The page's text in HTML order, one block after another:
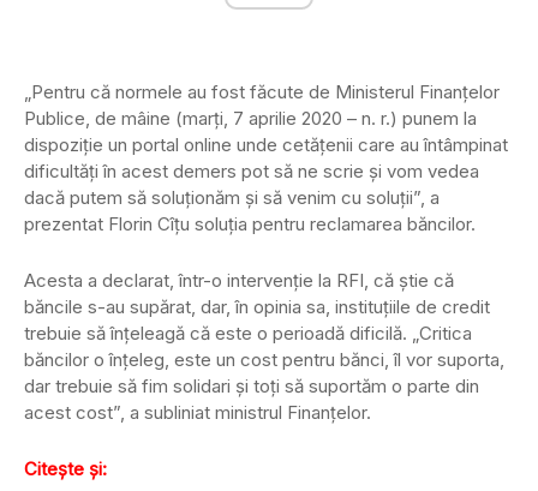
„Pentru că normele au fost făcute de Ministerul Finanţelor
Publice, de mâine (marţi, 7 aprilie 2020 – n. r.) punem la
dispoziţie un portal online unde cetăţenii care au întâmpinat
dificultăţi în acest demers pot să ne scrie şi vom vedea
dacă putem să soluţionăm şi să venim cu soluţii”, a
prezentat Florin Cîţu soluţia pentru reclamarea băncilor.
Acesta a declarat, într-o intervenţie la RFI, că ştie că
băncile s-au supărat, dar, în opinia sa, instituţiile de credit
trebuie să înţeleagă că este o perioadă dificilă. „Critica
băncilor o înţeleg, este un cost pentru bănci, îl vor suporta,
dar trebuie să fim solidari şi toţi să suportăm o parte din
acest cost”, a subliniat ministrul Finanţelor.
Citeşte şi: